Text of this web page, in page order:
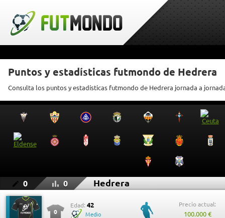
Puntos y estadísticas futmondo de Hedrera
Consulta los puntos y estadísticas futmondo de Hedrera jornada a
0 0 Hedrera
0
Edad: 42
Medio
Precio actual:
100.000 €